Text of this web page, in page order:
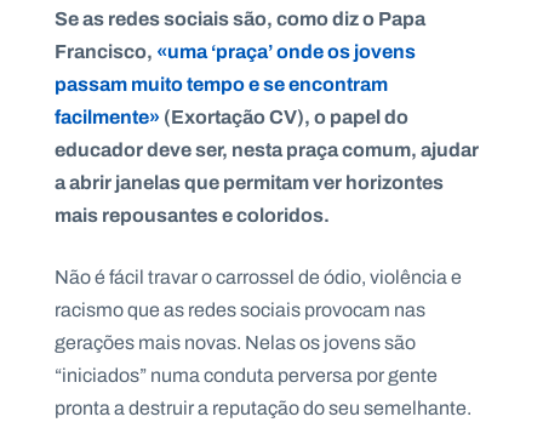
Se as redes sociais são, como diz o Papa
Francisco, «uma ‘praça’ onde os jovens
passam muito tempo e se encontram
facilmente»(Exortação CV), o papel do
educador deve ser, nesta praça comum, ajudar
a abrir janelas que permitam ver horizontes
mais repousantes e coloridos.
Não é fácil travar o carrossel de ódio, violência e
racismo que as redes sociais provocam nas
gerações mais novas. Nelas os jovens são
“iniciados” numa conduta perversa por gente
pronta a destruir a reputação do seu semelhante.
O
T
A
L
N
A
C
I
O
A
L
S
e
s
a
n
o
s